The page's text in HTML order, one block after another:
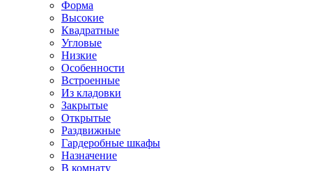
Форма
Высокие
Квадратные
Угловые
Низкие
Особенности
Встроенные
Из кладовки
Закрытые
Открытые
Раздвижные
Гардеробные шкафы
Назначение
В комнату